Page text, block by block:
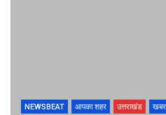
NEWSBEAT आपका शहर उत्तराखंड